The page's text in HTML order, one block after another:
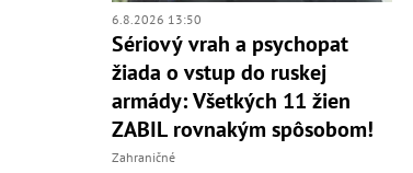
6.8.2026 13:50
Sériový vrah a psychopat
žiada o vstup do ruskej
armády: Všetkých 11 žien
ZABIL rovnakým spôsobom!
Zahraničné